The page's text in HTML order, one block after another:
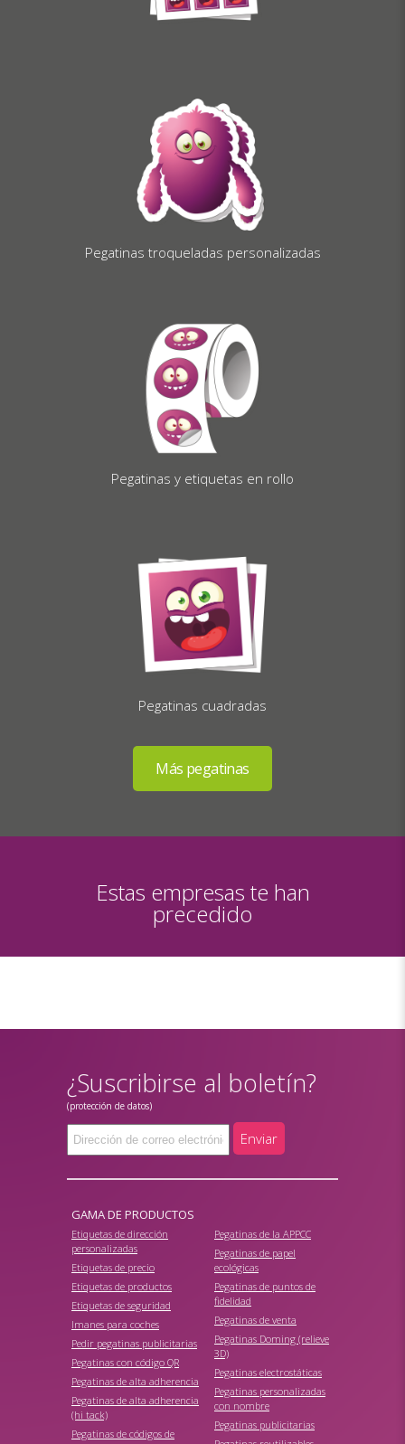
Pegatinas troqueladas personalizadas
Pegatinas y etiquetas en rollo
Pegatinas cuadradas
Estas empresas te han
precedido
¿Suscribirse al boletín?
(protección de datos)
Enviar
GAMA DE PRODUCTOS
Etiquetas de dirección
personalizadas
Etiquetas de precio
Etiquetas de productos
Etiquetas de seguridad
Imanes para coches
Pedir pegatinas publicitarias
Pegatinas con código QR
Pegatinas de alta adherencia
Pegatinas de alta adherencia
(hi tack)
Pegatinas de códigos de
Pegatinas de la APPCC
Pegatinas de papel
ecológicas
Pegatinas de puntos de
fidelidad
Pegatinas de venta
Pegatinas Doming (relieve
3D)
Pegatinas electrostáticas
Pegatinas personalizadas
con nombre
Pegatinas publicitarias